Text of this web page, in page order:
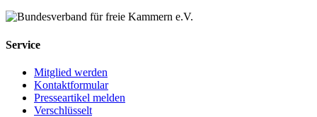
Service
Mitglied werden
Kontaktformular
Presseartikel melden
Verschlüsselt